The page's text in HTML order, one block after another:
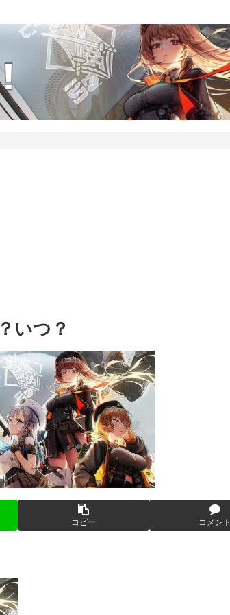
いつ？
コピー コメント